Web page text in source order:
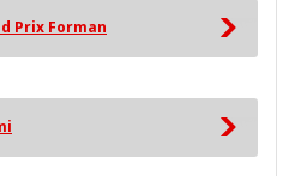
Prix Forman